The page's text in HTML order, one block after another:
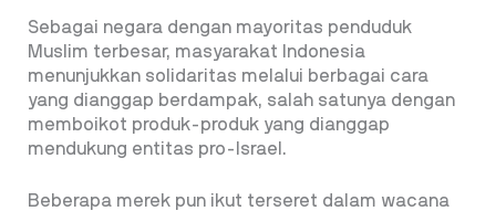
Sebagai negara dengan mayoritas penduduk
Muslim terbesar, masyarakat Indonesia
menunjukkan solidaritas melalui berbagai cara
yang dianggap berdampak, salah satunya dengan
memboikot produk-produk yang dianggap
mendukung entitas pro-Israel.
Beberapa merek pun ikut terseret dalam wacana